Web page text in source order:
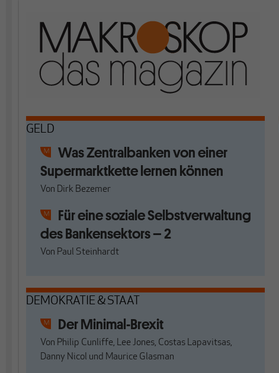
GELD
Was Zentralbanken von einer
Supermarktkette lernen können
Von Dirk Bezemer
Für eine soziale Selbstverwaltung
des Bankensektors – 2
Von Paul Steinhardt
DEMOKRATIE & STAAT
Der Minimal-Brexit
Von Philip Cunliffe, Lee Jones, Costas Lapavitsas,
Danny Nicol und Maurice Glasman